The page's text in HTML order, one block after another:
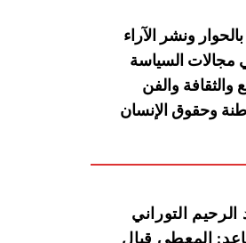
ونشر
الآراء
مجالات السياسة
والثقافة والفن
وحقوق الإنسان
التوراني
المعطي قبال